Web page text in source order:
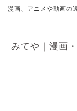
漫画、アニメや動画の
みてや｜漫画